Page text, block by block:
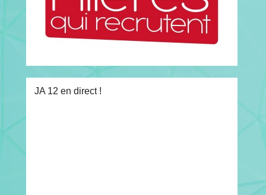
JA 12 en direct !